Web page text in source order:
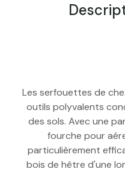
Les serfouettes de
outils polyvalents
des sols. Avec une
fourche pour
particulièrement
bois de hêtre d'une